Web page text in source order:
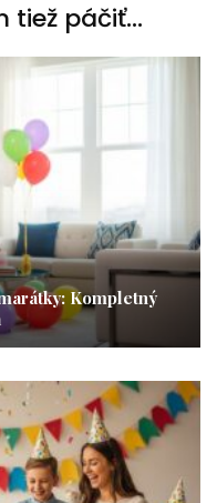
tiež páčiť...
Kompletný